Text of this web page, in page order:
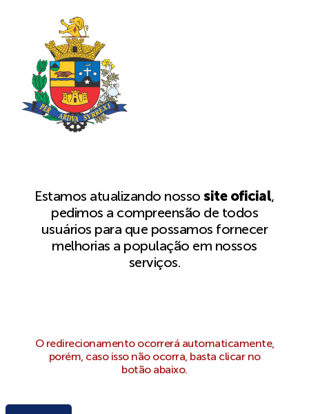
Estamos atualizando nossosite oficial,
pedimos a compreensão de todos
usuários para que possamos fornecer
melhorias a população em nossos
serviços.
O redirecionamento ocorrerá automaticamente,
porém, caso isso não ocorra, basta clicar no
botão abaixo.